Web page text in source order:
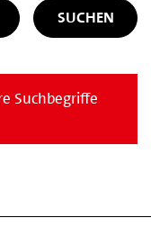
SUCHEN
Suchbegriffe